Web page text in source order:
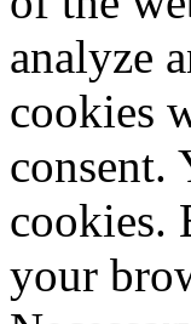
analyze
cookies
consent.
cookies.
your